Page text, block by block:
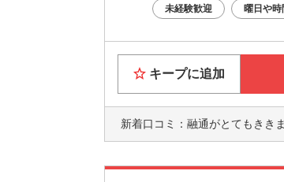
未経験歓迎 曜日や時
キープに追加
新着口コミ： 融通がとてもききます。結構若い人ばかり